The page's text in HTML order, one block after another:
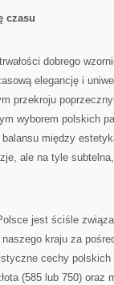
czasu
dobrego
elegancję i
przekroju
wyborem polskich
między
ale na tyle
jest ściśle
kraju za
cechy
(585 lub 750) oraz